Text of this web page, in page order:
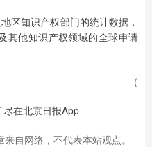
区知识产权部门的统计数据，
其他知识产权领域的全球申请
（
在北京日报App
自网络，不代表本站观点。